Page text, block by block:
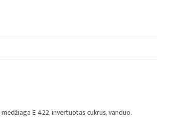
E 422, invertuotas cukrus, vanduo.